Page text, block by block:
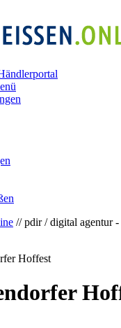
// pdir / digital agentur -